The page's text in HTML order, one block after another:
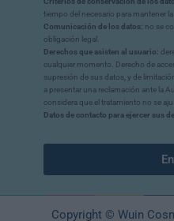
tiempo del necesario para mantener
Comunicación de los datos: no se
obligación legal.
Derechos que asisten al usuario:
cualquier momento. Derecho de
supresión de sus datos, y de
a presentar una reclamación ante la
considera que el tratamiento no se
Datos de contacto para ejercer sus
Copyright © Wuin